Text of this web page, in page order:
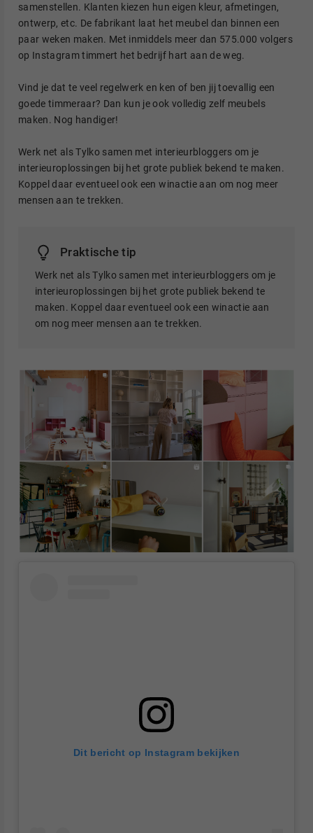
samenstellen. Klanten kiezen hun eigen kleur, afmetingen,
ontwerp, etc. De fabrikant laat het meubel dan binnen een
paar weken maken. Met inmiddels meer dan 575.000 volgers
op Instagram timmert het bedrijf hart aan de weg.
Vind je dat te veel regelwerk en ken of ben jij toevallig een
goede timmeraar? Dan kun je ook volledig zelf meubels
maken. Nog handiger!
Werk net als Tylko samen met interieurbloggers om je
interieuroplossingen bij het grote publiek bekend te maken.
Koppel daar eventueel ook een winactie aan om nog meer
mensen aan te trekken.
Praktische tip
Werk net als Tylko samen met interieurbloggers om je
interieuroplossingen bij het grote publiek bekend te
maken. Koppel daar eventueel ook een winactie aan
om nog meer mensen aan te trekken.
Dit bericht op Instagram bekijken